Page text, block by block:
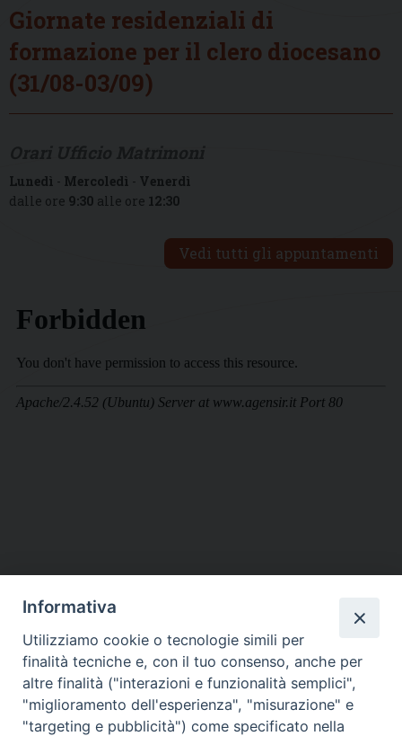
Giornate residenziali di
formazione per il clero diocesano
(31/08-03/09)
Lunedì - Mercoledì - Venerdì
dalle ore 9:30 alle ore 12:30
Vedi tutti gli appuntamenti
DIOCESI SUBURBICARIA DI ALBANO
Contatti:Tel.: 06.93268401 - Fax.: 06.9323844
E-mail:curia@diocesidialbano.it
Orari: dal Lunedì al Venerdì Ore: 9:00 - 13:00
Informativa
Utilizziamo cookie o tecnologie simili per
finalità tecniche e, con il tuo consenso, anche per
altre finalità ("interazioni e funzionalità semplici",
"miglioramento dell'esperienza", "misurazione" e
"targeting e pubblicità") come specificato nella